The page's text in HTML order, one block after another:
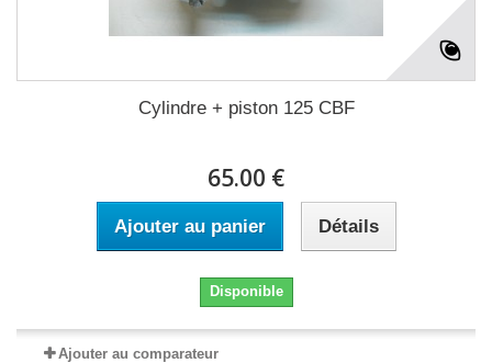
Cylindre + piston 125 CBF
65.00 €
Ajouter au panier Détails
Disponible
Ajouter au comparateur